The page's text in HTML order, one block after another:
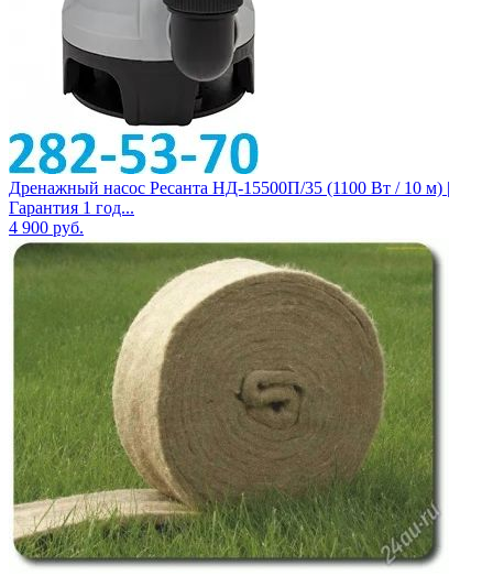
Дренажный насос Ресанта НД-15500П/35 (1100 Вт / 10 м) |
Гарантия 1 год...
4 900 руб.